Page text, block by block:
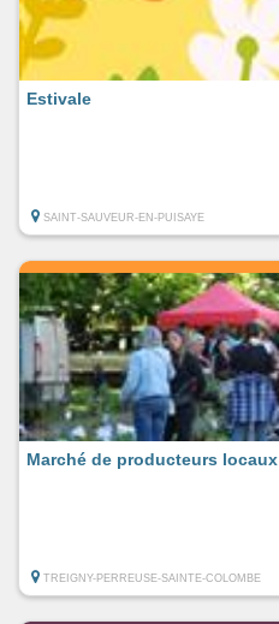
Estivale
SAINT-SAUVEUR-EN-PUISAYE
Marché de producteurs locaux
TREIGNY-PERREUSE-SAINTE-COLOMBE